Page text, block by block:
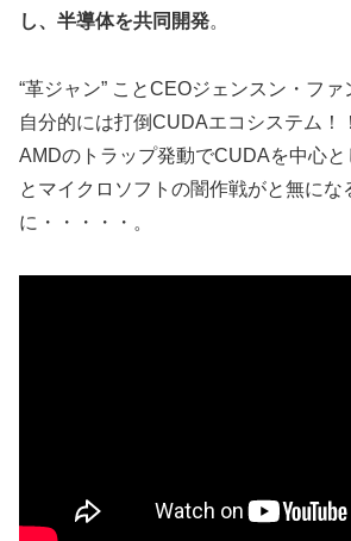
し、半導体を共同開発。
“革ジャン” ことCEOジェンスン・ファ
自分的には打倒CUDAエコシステム！！
AMDのトラップ発動でCUDAを中心と
とマイクロソフトの闇作戦がと無にな
に・・・・・。